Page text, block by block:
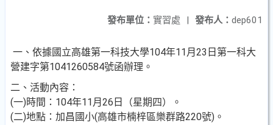
發布人： dep601
發布單位： 實習處 |
一、依據國立高雄第一科技大學104年11月23日第一科大
營建字第1041260584號函辦理。
二、活動內容：
(一)時間：104年11月26日（星期四）。
(二)地點：加昌國小(高雄市楠梓區樂群路220號)。